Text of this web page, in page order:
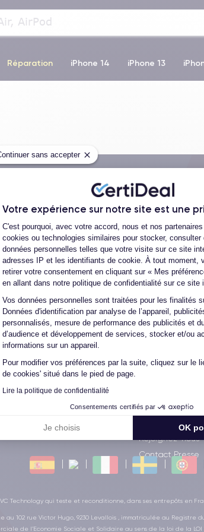
sans accepter
Votre expérience sur notre site est une
Plateforme de Gestion du
C'est pourquoi, avec votre accord, nous et nos
cookies ou technologies similaires pour stocker, consulter
données personnelles telles que votre visite sur ce site
adresses IP et les identifiants de cookie. À tout moment,
retirer votre consentement en cliquant sur « Mes
en allant dans notre politique de confidentialité sur ce site
Vos données personnelles sont traitées pour les finalités
Données d'identification par analyse de l’appareil,
personnalisés, mesure de performance des publicités et
d’audience et développement de services, stocker et/ou
informations sur un appareil.
Pour modifier vos préférences par la suite, cliquez sur le
de cookies' situé dans le pied de page.
Lire la politique de confidentialité
Consentements certifiés par
Je choisis OK
Axeptio consent
Réparation iPhone 14 iPhone 13
Livraison avec
CertiDeal
30/30
pour les Pros
votre smartphone
conseiller
X CertiDeal
le choix sur photo
Besoin
Conditions
Avis vérifiés
CGU Mangopay
Nos conseils
Rejoignez-nous
Contact Presse
Technology qui teste et reconditionne, dans ses entrepôts en
102 rue Victor Hugo, 9230 Levallois , immatriculée au Registre
de l’Economie Sociale et Solidaire au sens de la loi de la LOI